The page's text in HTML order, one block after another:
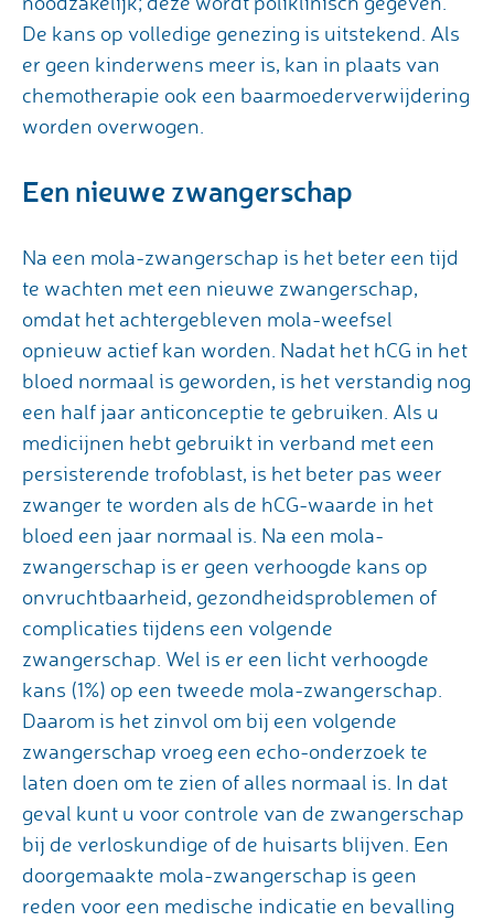
De kans op volledige genezing is uitstekend. Als
er geen kinderwens meer is, kan in plaats van
chemotherapie ook een baarmoederverwijdering
worden overwogen.
Een nieuwe zwangerschap
Na een mola-zwangerschap is het beter een tijd
te wachten met een nieuwe zwangerschap,
omdat het achtergebleven mola-weefsel
opnieuw actief kan worden. Nadat het hCG in het
bloed normaal is geworden, is het verstandig nog
een half jaar anticonceptie te gebruiken. Als u
medicijnen hebt gebruikt in verband met een
persisterende trofoblast, is het beter pas weer
zwanger te worden als de hCG-waarde in het
bloed een jaar normaal is. Na een mola-
zwangerschap is er geen verhoogde kans op
onvruchtbaarheid, gezondheidsproblemen of
complicaties tijdens een volgende
zwangerschap. Wel is er een licht verhoogde
kans (1%) op een tweede mola-zwangerschap.
Daarom is het zinvol om bij een volgende
zwangerschap vroeg een echo-onderzoek te
laten doen om te zien of alles normaal is. In dat
geval kunt u voor controle van de zwangerschap
bij de verloskundige of de huisarts blijven. Een
doorgemaakte mola-zwangerschap is geen
reden voor een medische indicatie en bevalling